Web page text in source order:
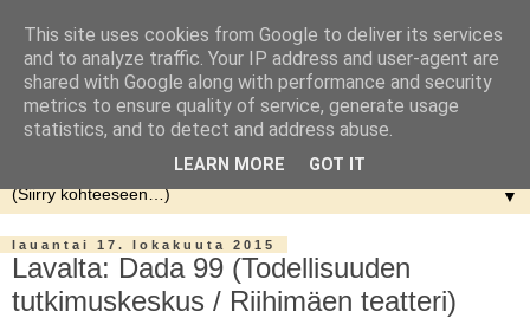
▼
lauantai 17. lokakuuta 2015
Lavalta: Dada 99 (Todellisuuden
tutkimuskeskus / Riihimäen teatteri)
This site uses cookies from Google to deliver its services
and to analyze traffic. Your IP address and user-agent are
shared with Google along with performance and security
metrics to ensure quality of service, generate usage
statistics, and to detect and address abuse.
LEARN MORE GOT IT